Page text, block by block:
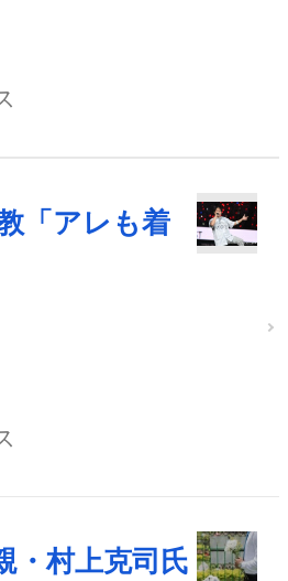
「アレも着
・村上克司氏